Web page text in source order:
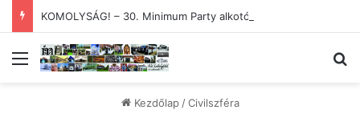
Menü
Kezdőlap / Civilszféra